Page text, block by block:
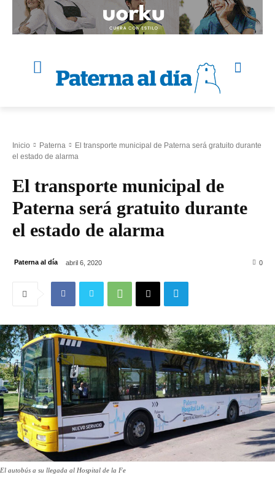
Inicio Paterna
El transporte municipal de Paterna será gratuito durante
el estado de alarma
El transporte municipal de
Paterna será gratuito durante
el estado de alarma
Paterna al día abril 6, 2020 0
El autobús a su llegada al Hospital de la Fe